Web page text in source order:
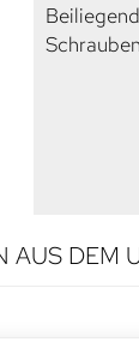
AUS DEM